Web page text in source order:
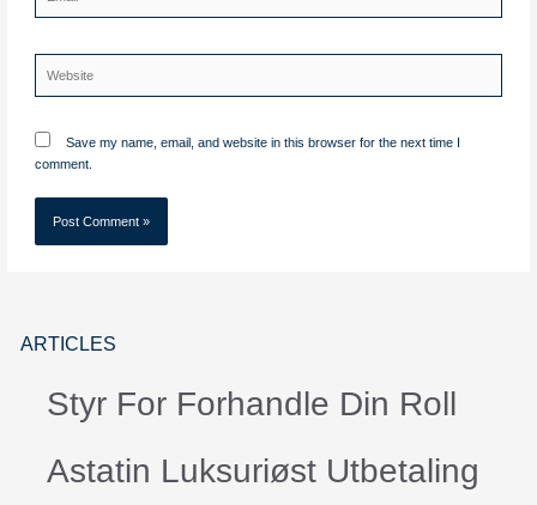
Save my name, email, and website in this browser for the next time I
comment.
ARTICLES
Styr For Forhandle Din Roll
Astatin Luksuriøst Utbetaling